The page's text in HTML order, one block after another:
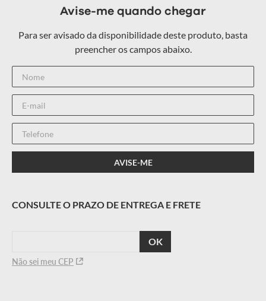
Spoiler (impede a trepidação do capacete durante a
condução). Experimente a sensação de pilotar com a
tecnologia das pistas, agora ao seu alcance!
Não sei meu CEP
CALCULAR
O FRETE